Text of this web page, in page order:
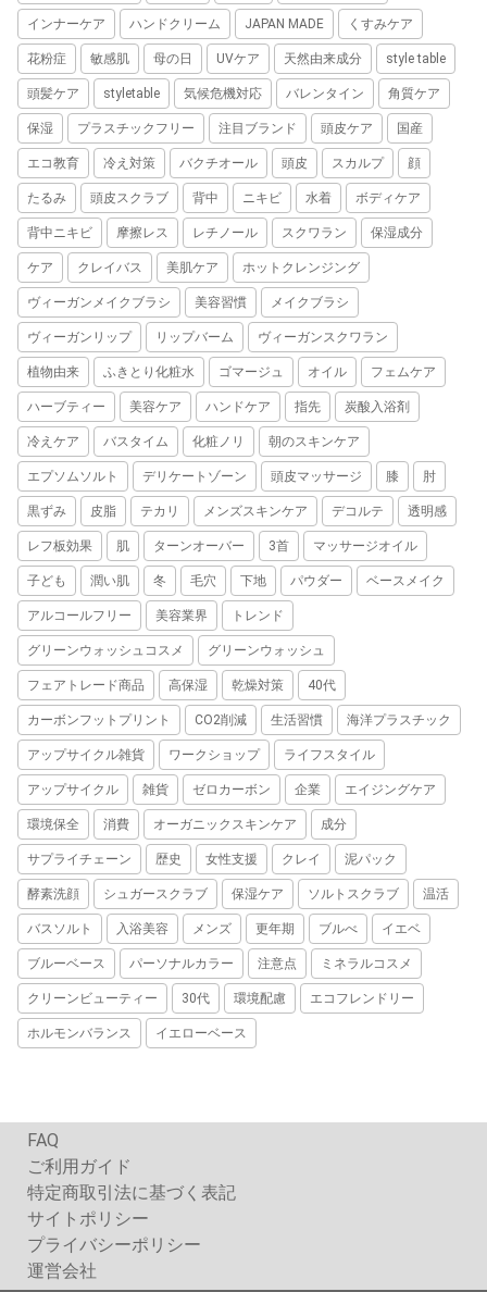
インナーケア ハンドクリーム JAPAN MADE くすみケア
花粉症 敏感肌 母の日 UVケア 天然由来成分 style table
頭髪ケア styletable 気候危機対応 バレンタイン 角質ケア
保湿 プラスチックフリー 注目ブランド 頭皮ケア 国産
エコ教育 冷え対策 バクチオール 頭皮 スカルプ 顔
たるみ 頭皮スクラブ 背中 ニキビ 水着 ボディケア
背中ニキビ 摩擦レス レチノール スクワラン 保湿成分
ケア クレイバス 美肌ケア ホットクレンジング
ヴィーガンメイクブラシ 美容習慣 メイクブラシ
ヴィーガンリップ リップバーム ヴィーガンスクワラン
植物由来 ふきとり化粧水 ゴマージュ オイル フェムケア
ハーブティー 美容ケア ハンドケア 指先 炭酸入浴剤
冷えケア バスタイム 化粧ノリ 朝のスキンケア
エプソムソルト デリケートゾーン 頭皮マッサージ 膝 肘
黒ずみ 皮脂 テカリ メンズスキンケア デコルテ 透明感
レフ板効果 肌 ターンオーバー 3首 マッサージオイル
子ども 潤い肌 冬 毛穴 下地 パウダー ベースメイク
アルコールフリー 美容業界 トレンド
グリーンウォッシュコスメ グリーンウォッシュ
フェアトレード商品 高保湿 乾燥対策 40代
カーボンフットプリント CO2削減 生活習慣 海洋プラスチック
アップサイクル雑貨 ワークショップ ライフスタイル
アップサイクル 雑貨 ゼロカーボン 企業 エイジングケア
環境保全 消費 オーガニックスキンケア 成分
サプライチェーン 歴史 女性支援 クレイ 泥パック
酵素洗顔 シュガースクラブ 保湿ケア ソルトスクラブ 温活
バスソルト 入浴美容 メンズ 更年期 ブルべ イエベ
ブルーベース パーソナルカラー 注意点 ミネラルコスメ
クリーンビューティー 30代 環境配慮 エコフレンドリー
ホルモンバランス イエローベース
FAQ
ご利用ガイド
特定商取引法に基づく表記
サイトポリシー
プライバシーポリシー
運営会社